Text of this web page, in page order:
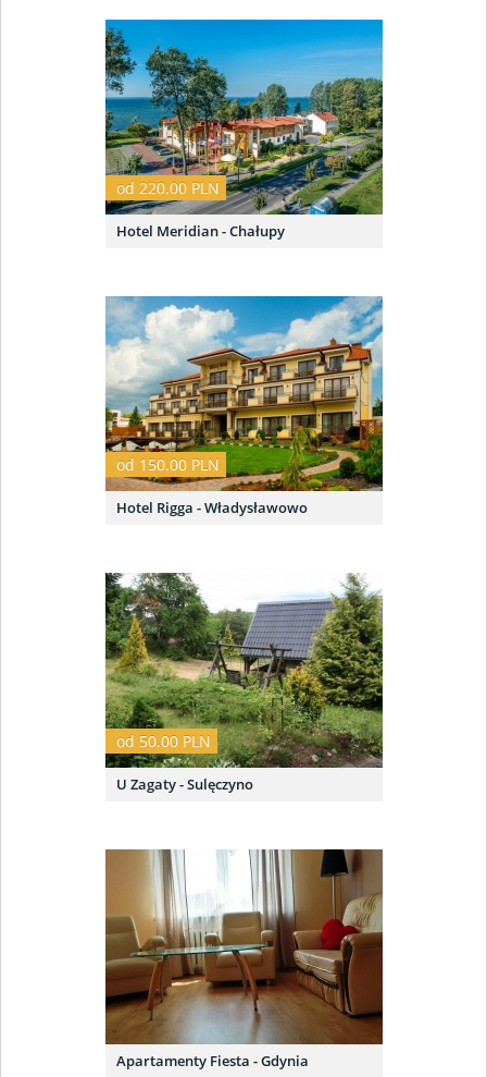
od 220.00 PLN
Hotel Meridian - Chałupy
od 150.00 PLN
Hotel Rigga - Władysławowo
od 50.00 PLN
U Zagaty - Sulęczyno
Apartamenty Fiesta - Gdynia